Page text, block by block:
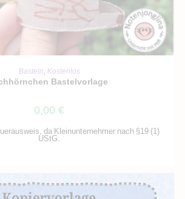
IN DEN WARENKORB
Basteln, Kostenlos
Bastelvorlage
0,00 €
da Kleinunternehmer nach §19 (1)
UStG.